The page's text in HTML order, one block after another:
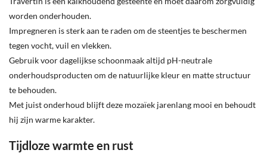
worden onderhouden.
Impregneren is sterk aan te raden om de steentjes te beschermen
tegen vocht, vuil en vlekken.
Gebruik voor dagelijkse schoonmaak altijd pH-neutrale
onderhoudsproducten om de natuurlijke kleur en matte structuur
te behouden.
Met juist onderhoud blijft deze mozaïek jarenlang mooi en behoudt
hij zijn warme karakter.
Tijdloze warmte en rust